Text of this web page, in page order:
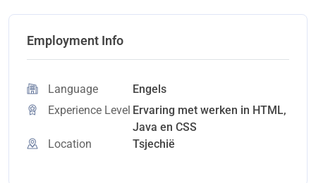
Employment Info
Language
Engels
Experience Level Ervaring met werken in HTML,
Java en CSS
Location
Tsjechië